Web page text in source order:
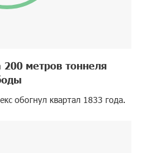
метров тоннеля
обогнул квартал 1833 года.